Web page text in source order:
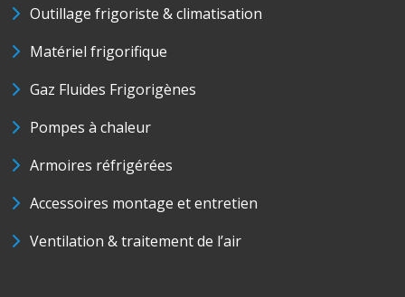
Outillage frigoriste & climatisation
Matériel frigorifique
Gaz Fluides Frigorigènes
Pompes à chaleur
Armoires réfrigérées
Accessoires montage et entretien
Ventilation & traitement de l’air